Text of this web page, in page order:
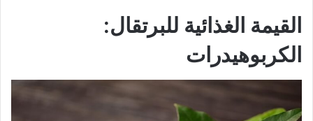
القيمة الغذائية للبرتقال:
الكربوهيدرات